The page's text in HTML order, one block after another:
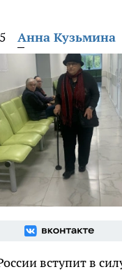
Анна Кузьмина
вступит в